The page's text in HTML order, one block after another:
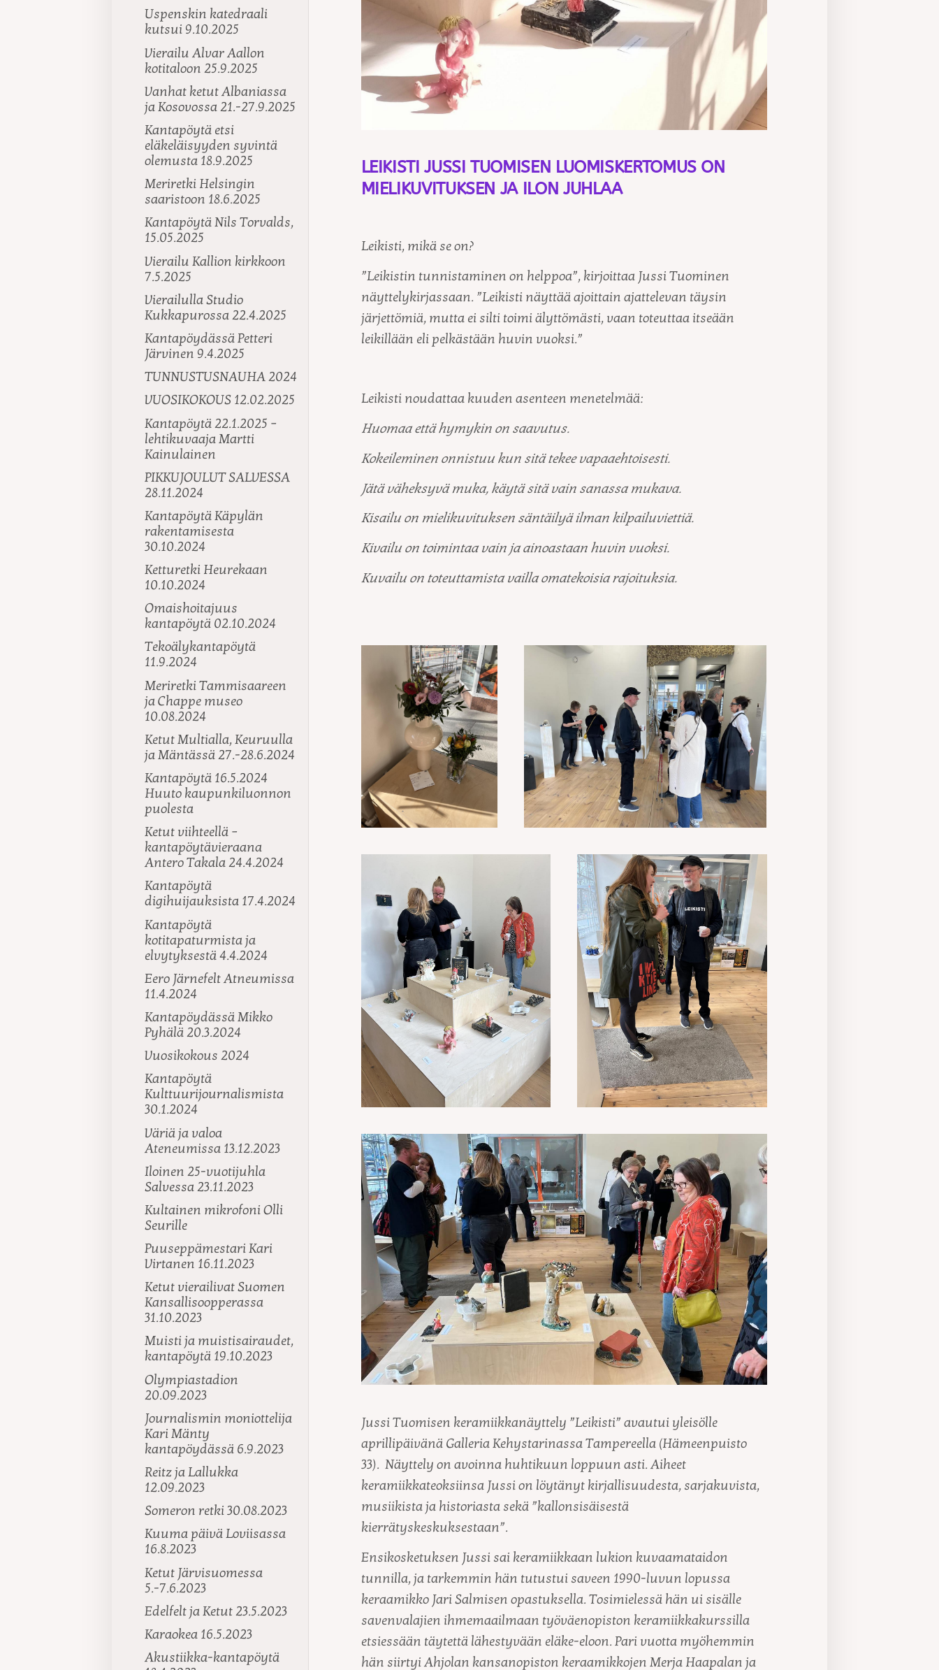
Uspenskin katedraali
kutsui 9.10.2025
Vierailu Alvar Aallon
kotitaloon 25.9.2025
Vanhat ketut Albaniassa
ja Kosovossa 21.-27.9.2025
Kantapöytä etsi
eläkeläisyyden syvintä
olemusta 18.9.2025
Meriretki Helsingin
saaristoon 18.6.2025
Kantapöytä Nils Torvalds,
15.05.2025
Vierailu Kallion kirkkoon
7.5.2025
Vierailulla Studio
Kukkapurossa 22.4.2025
Kantapöydässä Petteri
Järvinen 9.4.2025
TUNNUSTUSNAUHA 2024
VUOSIKOKOUS 12.02.2025
Kantapöytä 22.1.2025 –
lehtikuvaaja Martti
Kainulainen
PIKKUJOULUT SALVESSA
28.11.2024
Kantapöytä Käpylän
rakentamisesta
30.10.2024
Ketturetki Heurekaan
10.10.2024
Omaishoitajuus
kantapöytä 02.10.2024
Tekoälykantapöytä
11.9.2024
Meriretki Tammisaareen
ja Chappe museo
10.08.2024
Ketut Multialla, Keuruulla
ja Mäntässä 27.-28.6.2024
Kantapöytä 16.5.2024
Huuto kaupunkiluonnon
puolesta
Ketut viihteellä –
kantapöytävieraana
Antero Takala 24.4.2024
Kantapöytä
digihuijauksista 17.4.2024
Kantapöytä
kotitapaturmista ja
elvytyksestä 4.4.2024
Eero Järnefelt Atneumissa
11.4.2024
Kantapöydässä Mikko
Pyhälä 20.3.2024
Vuosikokous 2024
Kantapöytä
Kulttuurijournalismista
30.1.2024
Väriä ja valoa
Ateneumissa 13.12.2023
Iloinen 25-vuotijuhla
Salvessa 23.11.2023
Kultainen mikrofoni Olli
Seurille
Puuseppämestari Kari
Virtanen 16.11.2023
Ketut vierailivat Suomen
Kansallisoopperassa
31.10.2023
Muisti ja muistisairaudet,
kantapöytä 19.10.2023
Olympiastadion
20.09.2023
Journalismin moniottelija
Kari Mänty
kantapöydässä 6.9.2023
Reitz ja Lallukka
12.09.2023
Someron retki 30.08.2023
Kuuma päivä Loviisassa
16.8.2023
Ketut Järvisuomessa
5.-7.6.2023
Edelfelt ja Ketut 23.5.2023
Karaokea 16.5.2023
Akustiikka-kantapöytä
LEIKISTI JUSSI TUOMISEN LUOMISKERTOMUS ON
MIELIKUVITUKSEN JA ILON JUHLAA
Leikisti, mikä se on?
”Leikistin tunnistaminen on helppoa”, kirjoittaa Jussi Tuominen
näyttelykirjassaan. ”Leikisti näyttää ajoittain ajattelevan täysin
järjettömiä, mutta ei silti toimi älyttömästi, vaan toteuttaa itseään
leikillään eli pelkästään huvin vuoksi.”
Leikisti noudattaa kuuden asenteen menetelmää:
Huomaa että hymykin on saavutus.
Kokeileminen onnistuu kun sitä tekee vapaaehtoisesti.
Jätä väheksyvä muka, käytä sitä vain sanassa mukava.
Kisailu on mielikuvituksen säntäilyä ilman kilpailuviettiä.
Kivailu on toimintaa vain ja ainoastaan huvin vuoksi.
Kuvailu on toteuttamista vailla omatekoisia rajoituksia.
Jussi Tuomisen keramiikkanäyttely ”Leikisti” avautui yleisölle
aprillipäivänä Galleria Kehystarinassa Tampereella (Hämeenpuisto
33). Näyttely on avoinna huhtikuun loppuun asti. Aiheet
keramiikkateoksiinsa Jussi on löytänyt kirjallisuudesta, sarjakuvista,
musiikista ja historiasta sekä ”kallonsisäisestä
kierrätyskeskuksestaan”.
Ensikosketuksen Jussi sai keramiikkaan lukion kuvaamataidon
tunnilla, ja tarkemmin hän tutustui saveen 1990-luvun lopussa
keraamikko Jari Salmisen opastuksella. Tosimielessä hän ui sisälle
savenvalajien ihmemaailmaan työväenopiston keramiikkakurssilla
etsiessään täytettä lähestyvään eläke-eloon. Pari vuotta myöhemmin
hän siirtyi Ahjolan kansanopiston keraamikkojen Merja Haapalan ja